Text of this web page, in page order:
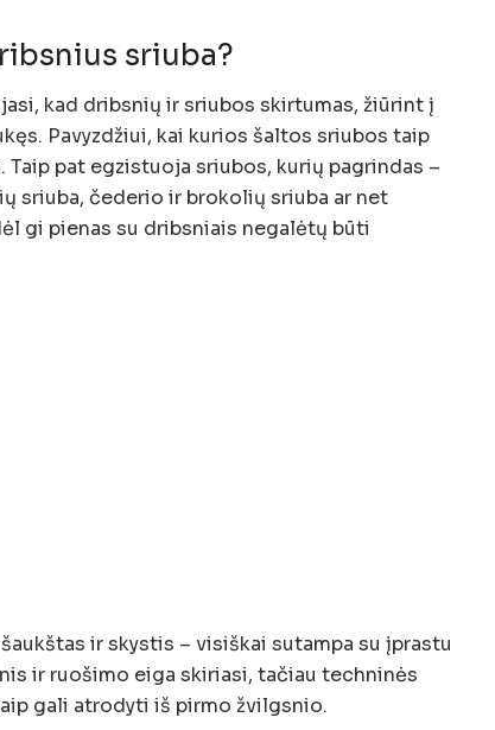
sriuba?
kad dribsnių ir sriubos skirtumas, žiūrint į
Pavyzdžiui, kai kurios šaltos sriubos taip
pat egzistuoja sriubos, kurių pagrindas –
sriuba, čederio ir brokolių sriuba ar net
gi pienas su dribsniais negalėtų būti
ir skystis – visiškai sutampa su įprastu
ir ruošimo eiga skiriasi, tačiau techninės
gali atrodyti iš pirmo žvilgsnio.